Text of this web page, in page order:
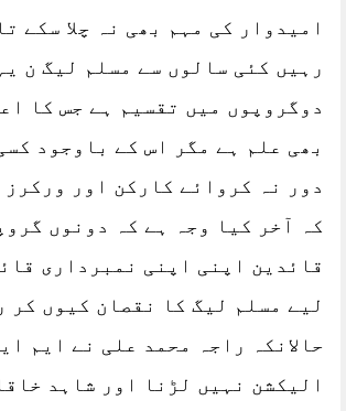
امیدوار کی مہم بھی نہ چلا سکے
رہیں کئی سالوں سے مسلم لیگ ن
دوگروپوں میں تقسیم ہے جس کا
بھی علم ہے مگر اس کے باوجود
دور نہ کروائے کارکن اور
کہ آخر کیا وجہ ہے کہ دونوں
قائدین اپنی اپنی نمبرداری
لیے مسلم لیگ کا نقصان کیوں کر
حالانکہ راجہ محمد علی نے ایم
الیکشن نہیں لڑنا اور شاہد